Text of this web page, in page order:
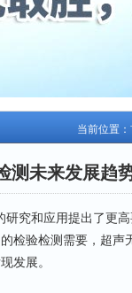
当前位置：
测未来发展趋
究和应用提出了更高
检验检测需要，超声
发展。